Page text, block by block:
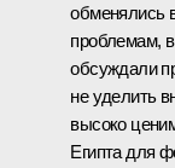
обменялись
проблемам,
обсуждали
не уделить
высоко
Египта для